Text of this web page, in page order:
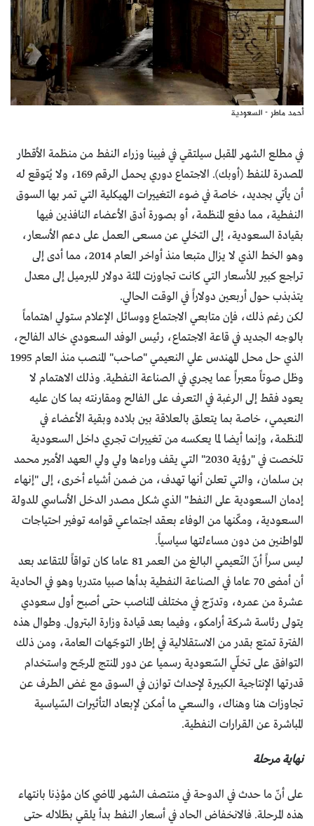
أحمد ماطر - السعودية
في مطلع الشهر المقبل سيلتقي في فيينا وزراء النفط من منظمة الأقطار
المصدرة للنفط (أوبك). الاجتماع دوري يحمل الرقم 169، ولا يُتوقع له
أن يأتي بجديد، خاصة في ضوء التغييرات الهيكلية التي تمر بها السوق
النفطية، مما دفع المنظمة، أو بصورة أدق الأعضاء النافذين فيها
بقيادة السعودية، إلى التخلي عن مسعى العمل على دعم الأسعار،
وهو الخط الذي لا يزال متبعا منذ أواخر العام 2014، مما أدى إلى
تراجع كبير للأسعار التي كانت تجاوزت المئة دولار للبرميل إلى معدل
يتذبذب حول أربعين دولاراً في الوقت الحالي.
لكن رغم ذلك، فإن متابعي الاجتماع ووسائل الإعلام ستولي اهتماماً
بالوجه الجديد في قاعة الاجتماع، رئيس الوفد السعودي خالد الفالح،
الذي حل محل المهندس علي النعيمي "صاحب" المنصب منذ العام 1995
وظل صوتاً معبراً عما يجري في الصناعة النفطية. وذلك الاهتمام لا
يعود فقط إلى الرغبة في التعرف على الفالح ومقارنته بما كان عليه
النعيمي، خاصة بما يتعلق بالعلاقة بين بلاده وبقية الأعضاء في
المنظمة، وإنما أيضا لما يعكسه من تغييرات تجري داخل السعودية
تلخصت في "رؤية 2030" التي يقف وراءها ولي ولي العهد الأمير محمد
بن سلمان، والتي تعلن أنها تهدف، من ضمن أشياء أخرى، إلى "إنهاء
إدمان السعودية على النفط" الذي شكل مصدر الدخل الأساسي للدولة
السعودية، ومكّنها من الوفاء بعقد اجتماعي قوامه توفير احتياجات
المواطنين من دون مساءلتها سياسياً.
ليس سراً أنّ النّعيمي البالغ من العمر 81 عاما كان تواقاً للتقاعد بعد
أن أمضى 70 عاما في الصناعة النفطية بدأها صبيا متدربا وهو في الحادية
عشرة من عمره، وتدرّج في مختلف المناصب حتى أصبح أول سعودي
يتولى رئاسة شركة أرامكو، وفيما بعد قيادة وزارة البترول. وطوال هذه
الفترة تمتع بقدر من الاستقلالية في إطار التوجّهات العامة، ومن ذلك
التوافق على تخلّي السّعودية رسميا عن دور المنتج المرجّح واستخدام
قدرتها الإنتاجية الكبيرة لإحداث توازن في السوق مع غض الطرف عن
تجاوزات هنا وهناك، والسعي ما أمكن لإبعاد التأثيرات السّياسية
المباشرة عن القرارات النفطية.
نهاية مرحلة
على أنّ ما حدث في الدوحة في منتصف الشهر الماضي كان مؤذِنا بانتهاء
هذه المرحلة. فالانخفاض الحاد في أسعار النفط بدأ يلقي بظلاله حتى